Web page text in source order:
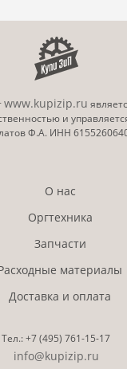
www.kupizip.ru
и
Ф.А. ИНН
О нас
Оргтехника
Запчасти
материалы
Доставка и оплата
Тел.:+7 (495) 761-15-17
info@kupizip.ru